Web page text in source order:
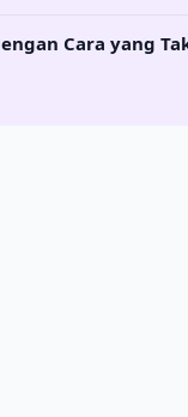
Cara yang